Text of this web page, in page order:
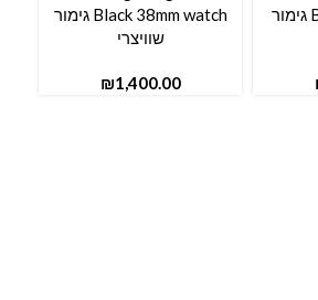
Blue 45mm watch גימור
Black 38mm watch גימור
שוויצרי
₪